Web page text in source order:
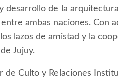
desarrollo de la
ambas naciones. Con
lazos de amistad y la
Jujuy.
de Culto y Relaciones